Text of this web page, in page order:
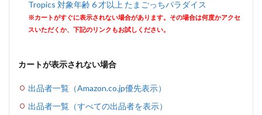
Tropics 対象年齢 6 才以上 たまごっちパラダイス
※カートがすぐに表示されない場合があります。その場合は何度かアクセ
スいただくか、下記のリンクもお試しください。
カートが表示されない場合
出品者一覧（Amazon.co.jp優先表示）
出品者一覧（すべての出品者を表示）